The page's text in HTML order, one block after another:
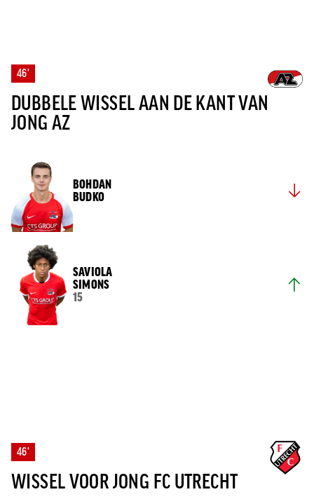
46'
DUBBELE WISSEL AAN DE KANT VAN
JONG AZ
BOHDAN
BUDKO
SAVIOLA
SIMONS
15
46'
WISSEL VOOR JONG FC UTRECHT